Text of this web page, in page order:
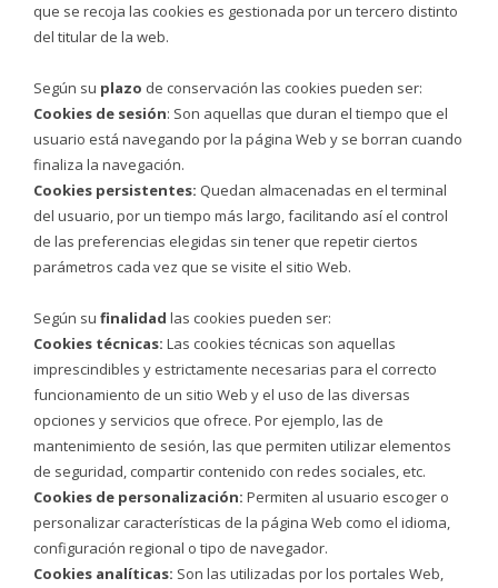
que se recoja las cookies es gestionada por un tercero distinto
del titular de la web.
Según su plazo de conservación las cookies pueden ser:
Cookies de sesión: Son aquellas que duran el tiempo que el
usuario está navegando por la página Web y se borran cuando
finaliza la navegación.
Cookies persistentes: Quedan almacenadas en el terminal
del usuario, por un tiempo más largo, facilitando así el control
de las preferencias elegidas sin tener que repetir ciertos
parámetros cada vez que se visite el sitio Web.
Según su finalidad las cookies pueden ser:
Cookies técnicas: Las cookies técnicas son aquellas
imprescindibles y estrictamente necesarias para el correcto
funcionamiento de un sitio Web y el uso de las diversas
opciones y servicios que ofrece. Por ejemplo, las de
mantenimiento de sesión, las que permiten utilizar elementos
de seguridad, compartir contenido con redes sociales, etc.
Cookies de personalización: Permiten al usuario escoger o
personalizar características de la página Web como el idioma,
configuración regional o tipo de navegador.
Cookies analíticas: Son las utilizadas por los portales Web,